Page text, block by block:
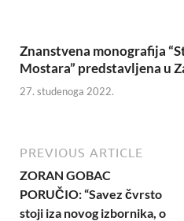
Znanstvena monografija
Mostara” predstavljena u
27. studenoga 2022.
PREVIOUS ARTICLE
ZORAN GOBAC
PORUČIO: “Savez čvrsto
stoji iza novog izbornika, o